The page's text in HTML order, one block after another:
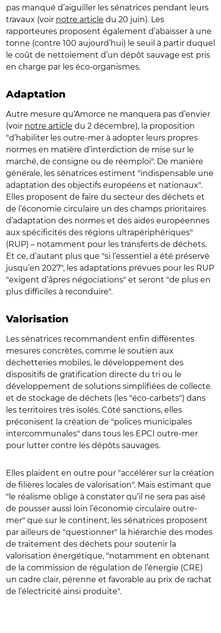
pas manqué d’aiguiller les sénatrices pendant leurs
travaux (voir notre article du 20 juin). Les
rapporteures proposent également d’abaisser à une
tonne (contre 100 aujourd’hui) le seuil à partir duquel
le coût de nettoiement d’un dépôt sauvage est pris
en charge par les éco-organismes.
Adaptation
Autre mesure qu’Amorce ne manquera pas d’envier
(voir notre article du 2 décembre), la proposition
"d’habiliter les outre-mer à adopter leurs propres
normes en matière d’interdiction de mise sur le
marché, de consigne ou de réemploi". De manière
générale, les sénatrices estiment "indispensable une
adaptation des objectifs européens et nationaux".
Elles proposent de faire du secteur des déchets et
de l’économie circulaire un des champs prioritaires
d’adaptation des normes et des aides européennes
aux spécificités des régions ultrapériphériques"
(RUP) – notamment pour les transferts de déchets.
Et ce, d’autant plus que "si l’essentiel a été préservé
jusqu’en 2027", les adaptations prévues pour les RUP
"exigent d’âpres négociations" et seront "de plus en
plus difficiles à reconduire".
Valorisation
Les sénatrices recommandent enfin différentes
mesures concrètes, comme le soutien aux
déchetteries mobiles, le développement des
dispositifs de gratification directe du tri ou le
développement de solutions simplifiées de collecte
et de stockage de déchets (les "éco-carbets") dans
les territoires très isolés. Côté sanctions, elles
préconisent la création de "polices municipales
intercommunales" dans tous les EPCI outre-mer
pour lutter contre les dépôts sauvages.
Elles plaident en outre pour "accélérer sur la création
de filières locales de valorisation". Mais estimant que
"le réalisme oblige à constater qu’il ne sera pas aisé
de pousser aussi loin l’économie circulaire outre-
mer" que sur le continent, les sénatrices proposent
par ailleurs de "questionner" la hiérarchie des modes
de traitement des déchets pour soutenir la
valorisation énergétique, "notamment en obtenant
de la commission de régulation de l’énergie (CRE)
un cadre clair, pérenne et favorable au prix de rachat
de l’électricité ainsi produite".